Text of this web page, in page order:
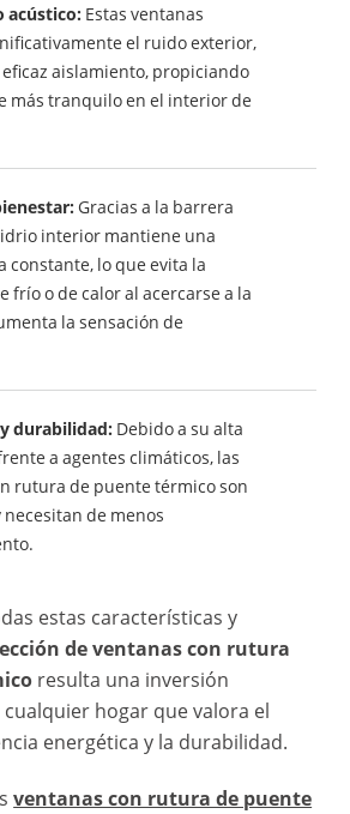
acústico: Estas ventanas
el ruido exterior,
eficaz aislamiento, propiciando
más tranquilo en el interior de
Gracias a la barrera
interior mantiene una
constante, lo que evita la
frío o de calor al acercarse a la
la sensación de
durabilidad: Debido a su alta
a agentes climáticos, las
rutura de puente térmico son
de menos
estas características y
de ventanas con rutura
resulta una inversión
hogar que valora el
energética y la durabilidad.
ventanas con rutura de puente